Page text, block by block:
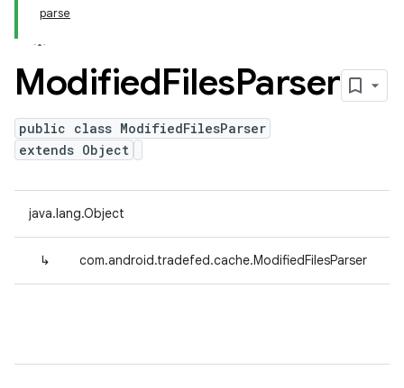
parse
ModifiedFilesParser
public class ModifiedFilesParser
extends Object
java.lang.Object
↳ com.android.tradefed.cache.ModifiedFilesParser